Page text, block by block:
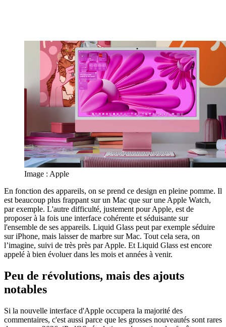
Image : Apple
En fonction des appareils, on se prend ce design en pleine pomme. Il
est beaucoup plus frappant sur un Mac que sur une Apple Watch,
par exemple. L'autre difficulté, justement pour Apple, est de
proposer à la fois une interface cohérente et séduisante sur
l'ensemble de ses appareils. Liquid Glass peut par exemple séduire
sur iPhone, mais laisser de marbre sur Mac. Tout cela sera, on
l’imagine, suivi de très près par Apple. Et Liquid Glass est encore
appelé à bien évoluer dans les mois et années à venir.
Peu de révolutions, mais des ajouts
notables
Si la nouvelle interface d'Apple occupera la majorité des
commentaires, c'est aussi parce que les grosses nouveautés sont rares